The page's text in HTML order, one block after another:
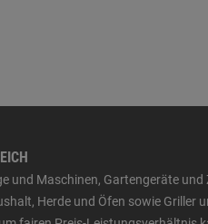
und Maschinen, Gartengeräte
Herde und Öfen sowie Griller